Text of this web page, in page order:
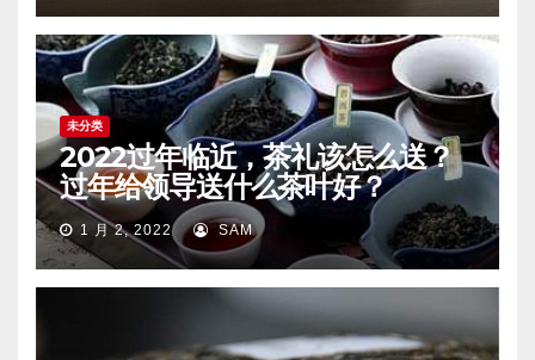
未分类
2022过年临近，茶礼该怎么送？
过年给领导送什么茶叶好？
1 月 2, 2022 SAM